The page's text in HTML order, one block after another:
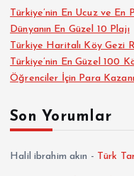
Türkiye’nin En Ucuz ve En
Dünyanın En Güzel 10 Plajı
Türkiye Haritalı Köy Gezi
Türkiye’nin En Güzel 100
Öğrenciler İçin Para
Son Yorumlar
Halil ibrahim akın - Türk